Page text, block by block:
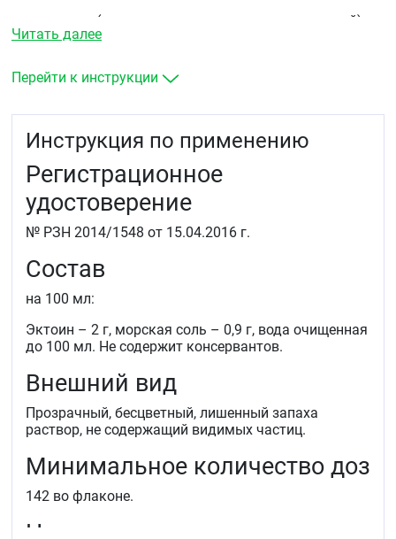
пыльцы (в период сезонного цветения растений)
бытовых аллергенов (клещи домашней пыли)
аллергенов тараканов и других насекомых
грибковых аллергенов
при дыхании.
Симптоматическое лечение аллергического ринита с
целью уменьшения выраженности зуда, чихания,
насморка, слезотечения и заложенности носа.
Читать далее
Перейти к инструкции
Инструкция по применению
Регистрационное
удостоверение
№ РЗН 2014/1548 от 15.04.2016 г.
Состав
на 100 мл:
Эктоин – 2 г, морская соль – 0,9 г, вода очищенная
до 100 мл. Не содержит консервантов.
Внешний вид
Прозрачный, бесцветный, лишенный запаха
раствор, не содержащий видимых частиц.
Минимальное количество доз
142 во флаконе.
Назначение